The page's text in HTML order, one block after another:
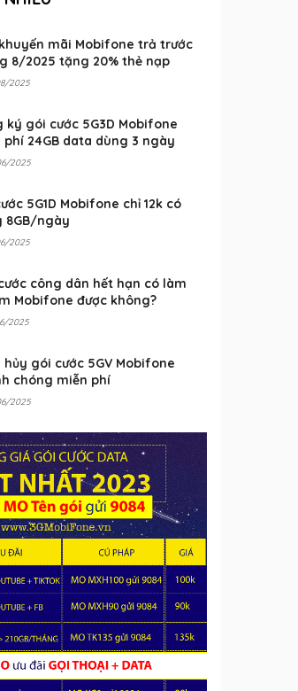
mãi Mobifone trả trước
8/2025 tặng 20% thẻ nạp
2025
ký gói cước 5G3D Mobifone
phí 24GB data dùng 3 ngày
2025
5G1D Mobifone chỉ 12k có
8GB/ngày
2025
công dân hết hạn có làm
Mobifone được không?
2025
hủy gói cước 5GV Mobifone
chóng miễn phí
2025